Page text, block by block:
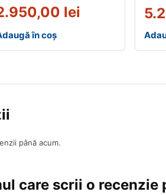
lei
în coș
până acum.
care scrii o recenzie